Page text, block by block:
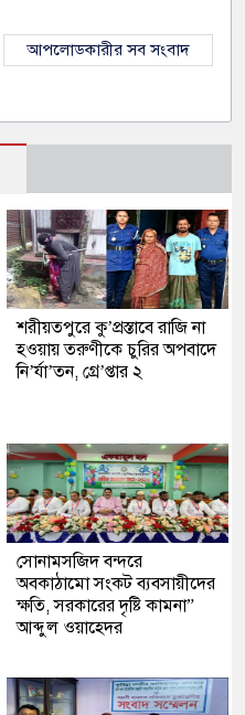
আপলোডকারীর সব সংবাদ
শরীয়তপুরে কু’প্রস্তাবে রাজি না
হওয়ায় তরুণীকে চুরির অপবাদে
নি’র্যা’তন, গ্রে’প্তার ২
সোনামসজিদ বন্দরে
অবকাঠামো সংকট ব্যবসায়ীদের
ক্ষতি, সরকারের দৃষ্টি কামনা”
আব্দুল ওয়াহেদর